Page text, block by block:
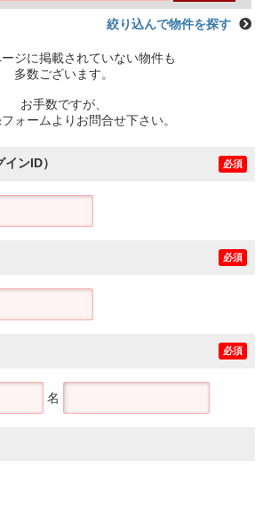
絞り込んで物件を探す
ジに掲載されていない物件も
多数ございます。
お手数ですが、
ォームよりお問合せ下さい。
ンID） 必須
必須
必須
名